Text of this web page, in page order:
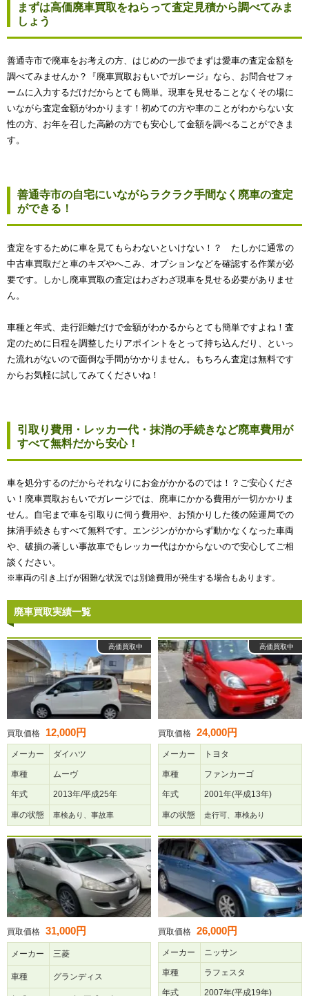
まずは高価廃車買取をねらって査定見積から調べてみま
しょう
善通寺市で廃車をお考えの方、はじめの一歩でまずは愛車の査定金額を
調べてみませんか？『廃車買取おもいでガレージ』なら、お問合せフォ
ームに入力するだけだからとても簡単。現車を見せることなくその場に
いながら査定金額がわかります！初めての方や車のことがわからない女
性の方、お年を召した高齢の方でも安心して金額を調べることができま
す。
善通寺市の自宅にいながらラクラク手間なく廃車の査定
ができる！
査定をするために車を見てもらわないといけない！？ たしかに通常の
中古車買取だと車のキズやへこみ、オプションなどを確認する作業が必
要です。しかし廃車買取の査定はわざわざ現車を見せる必要がありませ
ん。
車種と年式、走行距離だけで金額がわかるからとても簡単ですよね！査
定のために日程を調整したりアポイントをとって持ち込んだり、といっ
た流れがないので面倒な手間がかかりません。もちろん査定は無料です
からお気軽に試してみてくださいね！
引取り費用・レッカー代・抹消の手続きなど廃車費用が
すべて無料だから安心！
車を処分するのだからそれなりにお金がかかるのでは！？ご安心くださ
い！廃車買取おもいでガレージでは、廃車にかかる費用が一切かかりま
せん。自宅まで車を引取りに伺う費用や、お預かりした後の陸運局での
抹消手続きもすべて無料です。エンジンがかからず動かなくなった車両
や、破損の著しい事故車でもレッカー代はかからないので安心してご相
談ください。
※車両の引き上げが困難な状況では別途費用が発生する場合もあります。
廃車買取実績一覧
高価買取中
買取価格 12,000円
メーカー ダイハツ
車種 ムーヴ
年式 2013年/平成25年
車の状態 車検あり、事故車
高価買取中
買取価格 24,000円
メーカー トヨタ
車種 ファンカーゴ
年式 2001年(平成13年)
車の状態 走行可、車検あり
買取価格 31,000円
メーカー 三菱
車種 グランディス
買取価格 26,000円
メーカー ニッサン
車種 ラフェスタ
年式 2007年(平成19年)